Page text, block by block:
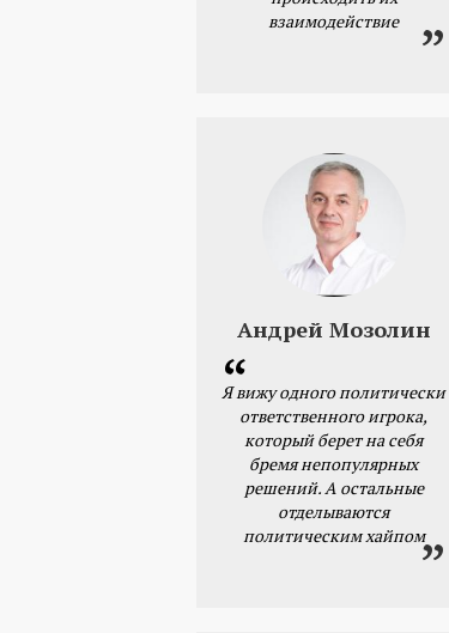
взаимодействие
Андрей Мозолин
Я вижу одного политически
ответственного игрока,
который берет на себя
бремя непопулярных
решений. А остальные
отделываются
политическим хайпом